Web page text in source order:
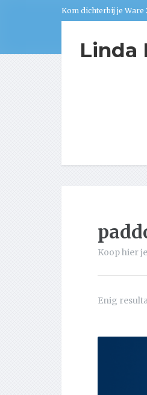
Kom dichterbij je Ware
Linda
Koop hier
Enig